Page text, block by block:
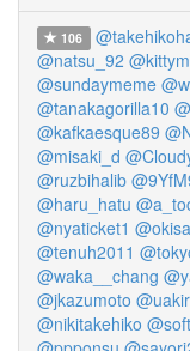
106
@natsu_92
@sundaymeme
@tanakagorilla10
@kafkaesque89
@misaki_d
@ruzbihalib
@haru_hatu
@nyaticket1
@tenuh2011
@waka__chang
@jkazumoto
@nikitakehiko